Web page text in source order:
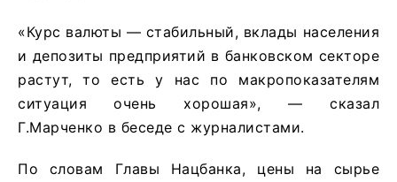
«Курс валюты — стабильный, вклады населения
и депозиты предприятий в банковском секторе
растут, то есть у нас по макропоказателям
ситуация очень хорошая», — сказал
Г.Марченко в беседе с журналистами.
По словам Главы Нацбанка, цены на сырье